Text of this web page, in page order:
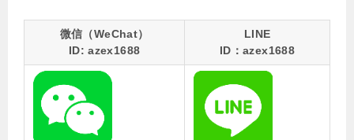
微信（WeChat）
ID: azex1688
LINE
ID：azex1688